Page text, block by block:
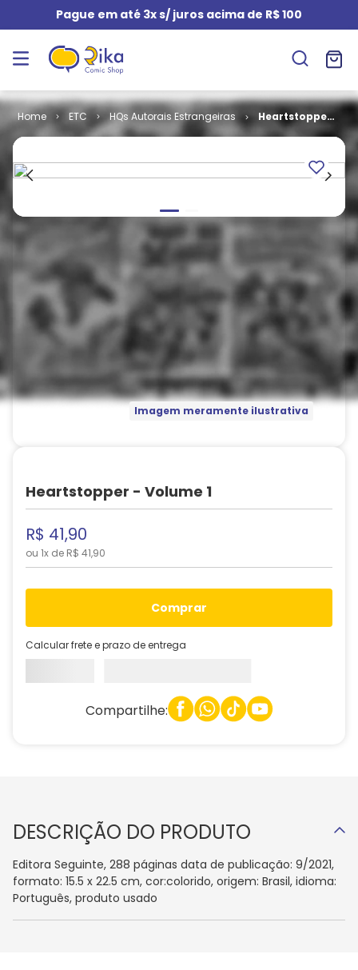
Pague em até 3x s/ juros acima de R$ 100
ETC HQs Autorais Estrangeiras
Heartstopper
- Volume 1
Imagem meramente ilustrativa
Heartstopper - Volume 1
R$ 41,90
ou 1x de R$ 41,90
comprar
Calcular frete e prazo de entrega
Compartilhe:
DESCRIÇÃO DO PRODUTO
Editora Seguinte, 288 páginas data de publicação: 9/2021,
formato: 15.5 x 22.5 cm, cor:colorido, origem: Brasil, idioma:
Português, produto usado